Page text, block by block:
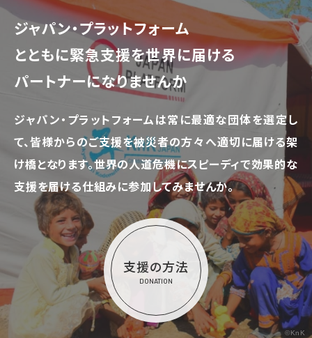
ジャパン・プラットフォーム
とともに緊急支援を世界に届ける
パートナーになりませんか
ジャパン・プラットフォームは常に最適な団体を選定し
て、皆様からのご支援を被災者の方々へ適切に届ける架
け橋となります。世界の人道危機にスピーディで効果的な
支援を届ける仕組みに参加してみませんか。
支援の方法
DONATION
©KnK